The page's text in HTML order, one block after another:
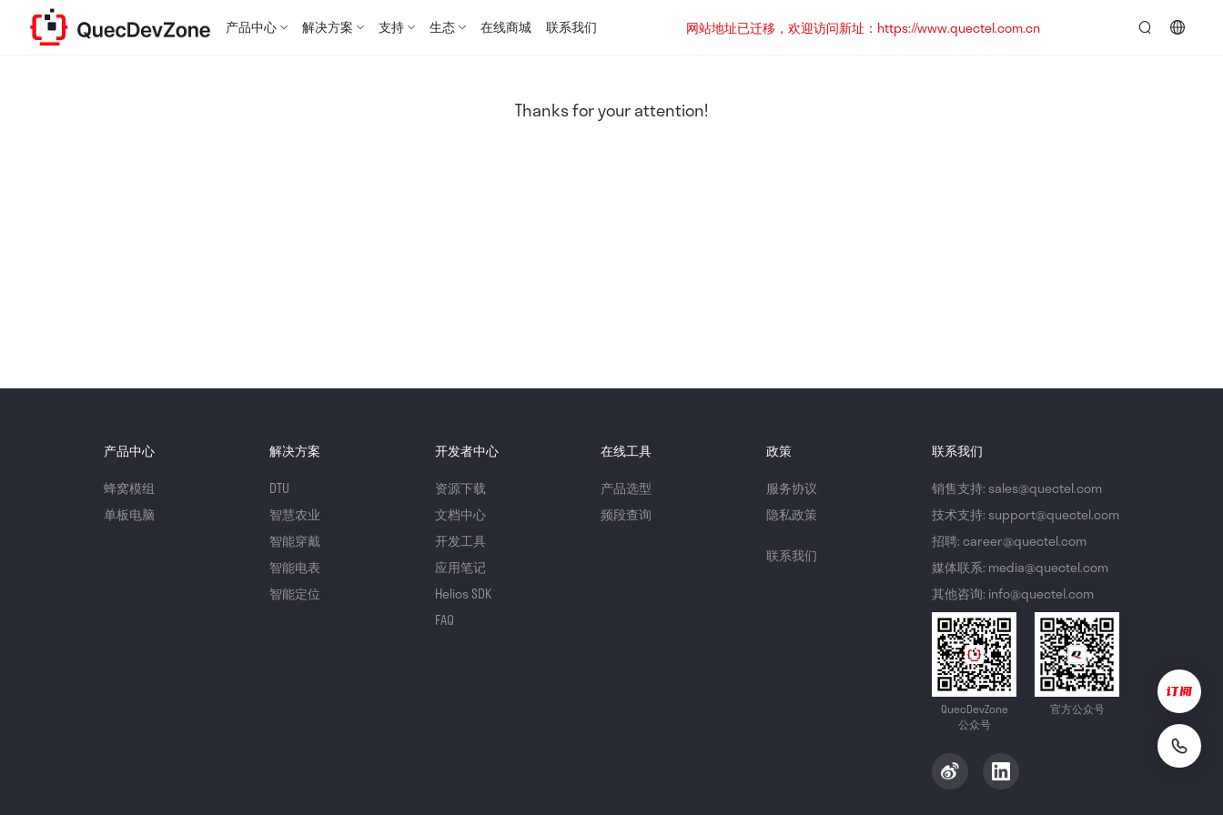
产品中心 解决方案 支持 生态 在线商城 联系我们
网站地址已迁移，欢迎访问新址：https://www.quectel.com.cn
Thanks for your attention!
产品中心
蜂窝模组
单板电脑
解决方案
DTU
智慧农业
智能穿戴
智能电表
智能定位
开发者中心
资源下载
文档中心
开发工具
应用笔记
Helios SDK
FAQ
在线工具
产品选型
频段查询
政策
服务协议
隐私政策
联系我们
联系我们
销售支持: sales@quectel.com
技术支持: support@quectel.com
招聘: career@quectel.com
媒体联系: media@quectel.com
其他咨询: info@quectel.com
QuecDevZone
公众号
官方公众号